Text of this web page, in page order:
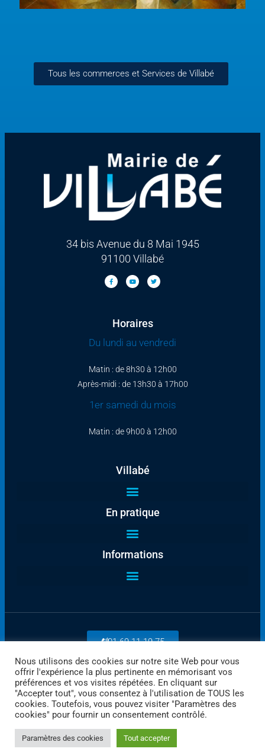
Tous les commerces et Services de Villabé
34 bis Avenue du 8 Mai 1945
91100 Villabé
Horaires
Du lundi au vendredi
Matin : de 8h30 à 12h00
Après-midi : de 13h30 à 17h00
1er samedi du mois
Matin : de 9h00 à 12h00
Villabé
En pratique
Informations
01 69 11 19 75
Payez en ligne
Nous utilisons des cookies sur notre site Web pour vous
offrir l'expérience la plus pertinente en mémorisant vos
préférences et vos visites répétées. En cliquant sur
"Accepter tout", vous consentez à l'utilisation de TOUS les
cookies. Toutefois, vous pouvez visiter "Paramètres des
cookies" pour fournir un consentement contrôlé.
Paramètres des cookies Tout accepter